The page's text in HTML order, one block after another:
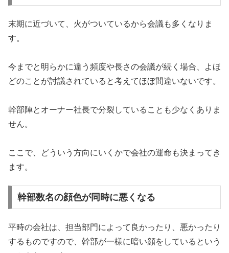
末期に近づいて、火がついているから会議も多くなりま
す。
今までと明らかに違う頻度や長さの会議が続く場合、よほ
どのことが討議されていると考えてほぼ間違いないです。
幹部陣とオーナー社長で分裂していることも少なくありま
せん。
ここで、どういう方向にいくかで会社の運命も決まってき
ます。
幹部数名の顔色が同時に悪くなる
平時の会社は、担当部門によって良かったり、悪かったり
するものですので、幹部が一様に暗い顔をしているという